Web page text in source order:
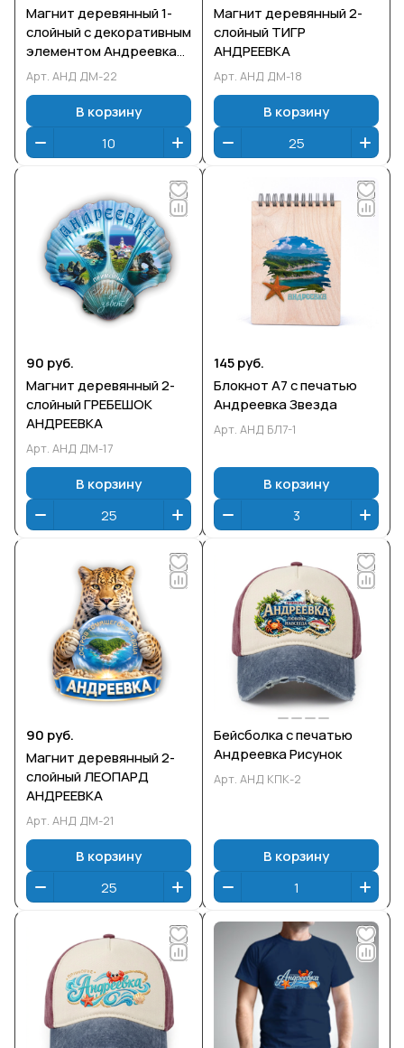
Магнит деревянный 1-
слойный с декоративным
элементом Андреевка
Гребешок
Арт. АНД ДМ-22
В корзину
Магнит деревянный 2-
слойный ТИГР
АНДРЕЕВКА
Арт. АНД ДМ-18
В корзину
90 руб.
Магнит деревянный 2-
слойный ГРЕБЕШОК
АНДРЕЕВКА
Арт. АНД ДМ-17
В корзину
145 руб.
Блокнот А7 с печатью
Андреевка Звезда
Арт. АНД БЛ7-1
В корзину
90 руб.
Магнит деревянный 2-
слойный ЛЕОПАРД
АНДРЕЕВКА
Арт. АНД ДМ-21
В корзину
Бейсболка с печатью
Андреевка Рисунок
Арт. АНД КПК-2
В корзину